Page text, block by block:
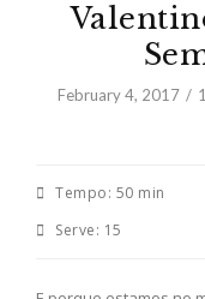
February 4, 2017
Tempo: 50 min
Serve: 15